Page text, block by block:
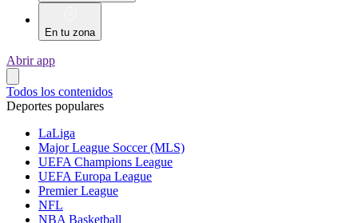
En tu zona
Abrir app
Todos los contenidos
Deportes populares
LaLiga
Major League Soccer (MLS)
UEFA Champions League
UEFA Europa League
Premier League
NFL
NBA Basketball